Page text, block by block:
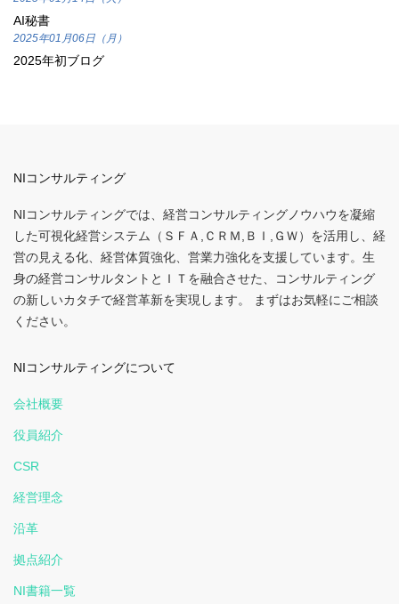
AI秘書
2025年01月06日（月）
2025年初ブログ
NIコンサルティング
NIコンサルティングでは、経営コンサルティングノウハウを凝縮
した可視化経営システム（ＳＦＡ,ＣＲＭ,ＢＩ,ＧＷ）を活用し、経
営の見える化、経営体質強化、営業力強化を支援しています。生
身の経営コンサルタントとＩＴを融合させた、コンサルティング
の新しいカタチで経営革新を実現します。 まずはお気軽にご相談
ください。
NIコンサルティングについて
会社概要
役員紹介
CSR
経営理念
沿革
拠点紹介
NI書籍一覧